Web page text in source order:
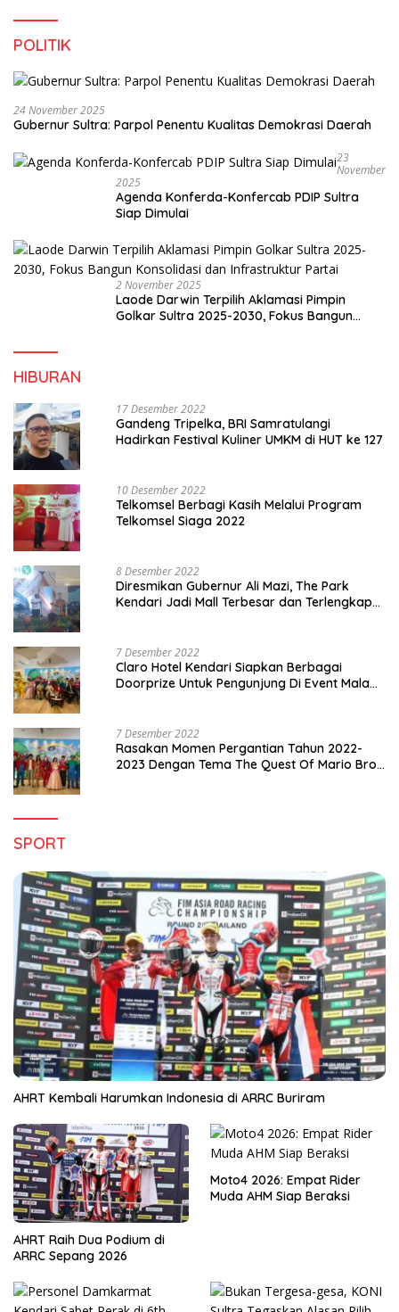
POLITIK
24 November 2025
Gubernur Sultra: Parpol Penentu Kualitas Demokrasi Daerah
23
November
2025
Agenda Konferda-Konfercab PDIP Sultra
Siap Dimulai
2 November 2025
Laode Darwin Terpilih Aklamasi Pimpin
Golkar Sultra 2025-2030, Fokus Bangun
HIBURAN
17 Desember 2022
Gandeng Tripelka, BRI Samratulangi
Hadirkan Festival Kuliner UMKM di HUT ke 127
10 Desember 2022
Telkomsel Berbagi Kasih Melalui Program
Telkomsel Siaga 2022
8 Desember 2022
Diresmikan Gubernur Ali Mazi, The Park
Kendari Jadi Mall Terbesar dan Terlengkap
7 Desember 2022
Claro Hotel Kendari Siapkan Berbagai
Doorprize Untuk Pengunjung Di Event Malam
7 Desember 2022
Rasakan Momen Pergantian Tahun 2022-
2023 Dengan Tema The Quest Of Mario Bros
SPORT
AHRT Kembali Harumkan Indonesia di ARRC Buriram
AHRT Raih Dua Podium di
ARRC Sepang 2026
Moto4 2026: Empat Rider
Muda AHM Siap Beraksi